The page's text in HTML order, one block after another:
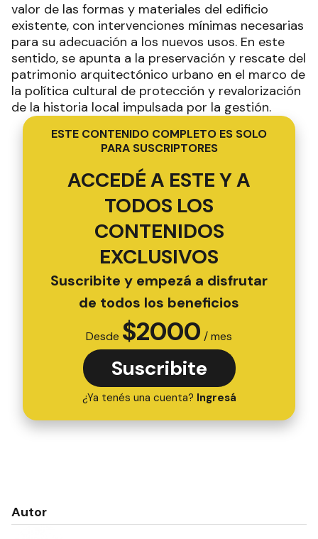
valor de las formas y materiales del edificio
existente, con intervenciones mínimas necesarias
para su adecuación a los nuevos usos. En este
sentido, se apunta a la preservación y rescate del
patrimonio arquitectónico urbano en el marco de
la política cultural de protección y revalorización
de la historia local impulsada por la gestión.
ESTE CONTENIDO COMPLETO ES SOLO
PARA SUSCRIPTORES
ACCEDÉ A ESTE Y A
TODOS LOS
CONTENIDOS
EXCLUSIVOS
Suscribite y empezá a disfrutar
de todos los beneficios
Desde $2000 / mes
Suscribite
¿Ya tenés una cuenta? Ingresá
Autor